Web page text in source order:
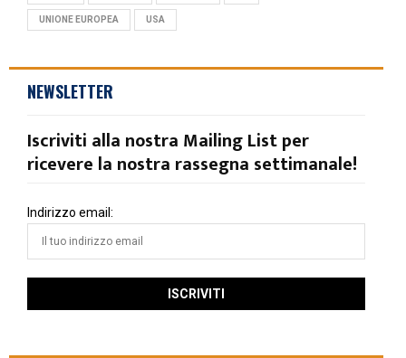
UNIONE EUROPEA USA
NEWSLETTER
Iscriviti alla nostra Mailing List per
ricevere la nostra rassegna settimanale!
Indirizzo email: